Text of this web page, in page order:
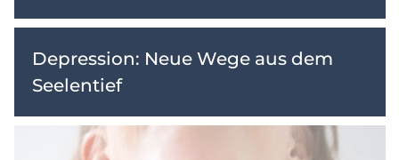
Depression: Neue Wege aus dem
Seelentief